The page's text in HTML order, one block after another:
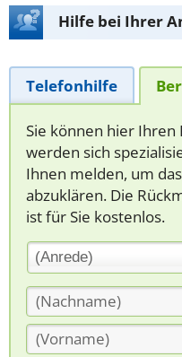
Hilfe bei Ihrer
Telefonhilfe
Sie können hier Ihren
werden sich
Ihnen melden, um
abzuklären. Die
ist für Sie kostenlos.
(Anrede)